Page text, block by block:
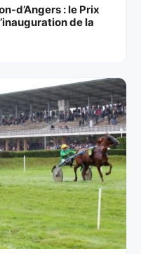
d’Angers : le Prix
de la